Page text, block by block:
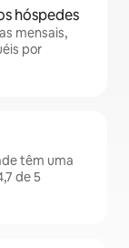
hóspedes
mensais,
por
têm uma
de 5